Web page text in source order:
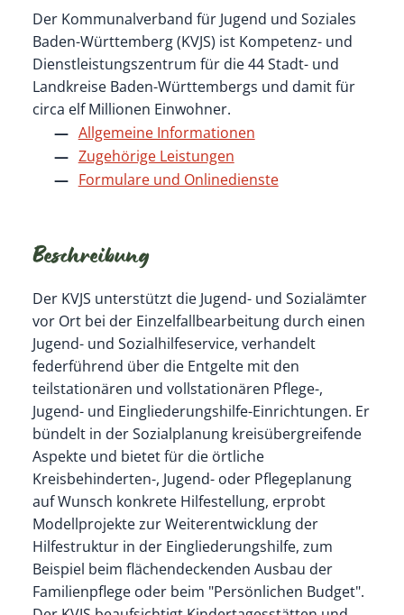
Der Kommunalverband für Jugend und Soziales
Baden-Württemberg (KVJS) ist Kompetenz- und
Dienstleistungszentrum für die 44 Stadt- und
Landkreise Baden-Württembergs und damit für
circa elf Millionen Einwohner.
Allgemeine Informationen
Zugehörige Leistungen
Formulare und Onlinedienste
Beschreibung
Der KVJS unterstützt die Jugend- und Sozialämter
vor Ort bei der Einzelfallbearbeitung durch einen
Jugend- und Sozialhilfeservice, verhandelt
federführend über die Entgelte mit den
teilstationären und vollstationären Pflege-,
Jugend- und Eingliederungshilfe-Einrichtungen. Er
bündelt in der Sozialplanung kreisübergreifende
Aspekte und bietet für die örtliche
Kreisbehinderten-, Jugend- oder Pflegeplanung
auf Wunsch konkrete Hilfestellung, erprobt
Modellprojekte zur Weiterentwicklung der
Hilfestruktur in der Eingliederungshilfe, zum
Beispiel beim flächendeckenden Ausbau der
Familienpflege oder beim "Persönlichen Budget".